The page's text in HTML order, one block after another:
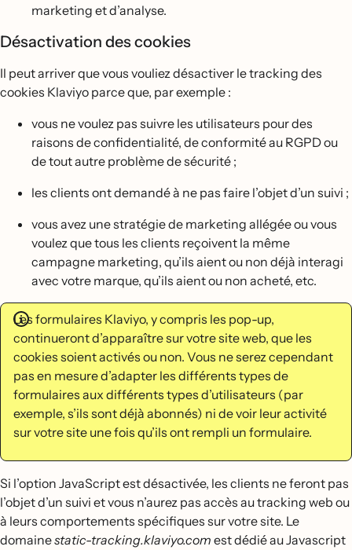
marketing et d’analyse.
Désactivation des cookies
Il peut arriver que vous vouliez désactiver le tracking des
cookies Klaviyo parce que, par exemple :
vous ne voulez pas suivre les utilisateurs pour des
raisons de confidentialité, de conformité au RGPD ou
de tout autre problème de sécurité ;
les clients ont demandé à ne pas faire l’objet d’un suivi ;
vous avez une stratégie de marketing allégée ou vous
voulez que tous les clients reçoivent la même
campagne marketing, qu’ils aient ou non déjà interagi
avec votre marque, qu’ils aient ou non acheté, etc.
Les formulaires Klaviyo, y compris les pop-up,
continueront d’apparaître sur votre site web, que les
cookies soient activés ou non. Vous ne serez cependant
pas en mesure d’adapter les différents types de
formulaires aux différents types d’utilisateurs (par
exemple, s’ils sont déjà abonnés) ni de voir leur activité
sur votre site une fois qu’ils ont rempli un formulaire.
Si l’option JavaScript est désactivée, les clients ne feront pas
l’objet d’un suivi et vous n’aurez pas accès au tracking web ou
à leurs comportements spécifiques sur votre site. Le
domainestatic-tracking.klaviyo.com est dédié au Javascript